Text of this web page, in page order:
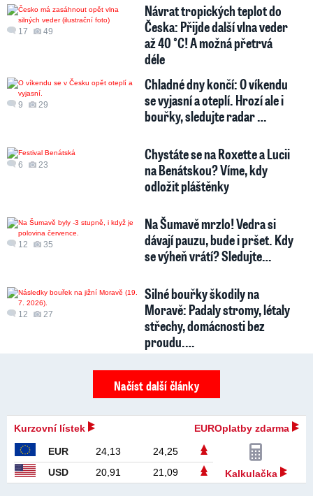
17 49
Návrat tropických teplot do
Česka: Přijde další vlna veder
až 40 °C! A možná přetrvá
déle
9 29
Chladné dny končí: O víkendu
se vyjasní a oteplí. Hrozí ale i
bouřky, sledujte radar …
6 23
Chystáte se na Roxette a Lucii
na Benátskou? Víme, kdy
odložit pláštěnky
12 35
Na Šumavě mrzlo! Vedra si
dávají pauzu, bude i pršet. Kdy
se výheň vrátí? Sledujte…
12 27
Silné bouřky škodily na
Moravě: Padaly stromy, létaly
střechy, domácnosti bez
proudu.…
Načíst další články
Kurzovní lístek EUROplatby zdarma
EUR 24,13
24,25
USD
20,91 21,09 Kalkulačka